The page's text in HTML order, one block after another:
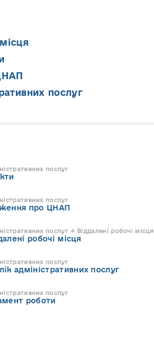
послуг
послуг
послуг
про ЦНАП
послуг → Віддалені робочі місця
робочі місця
послуг
адміністративних послуг
послуг
роботи